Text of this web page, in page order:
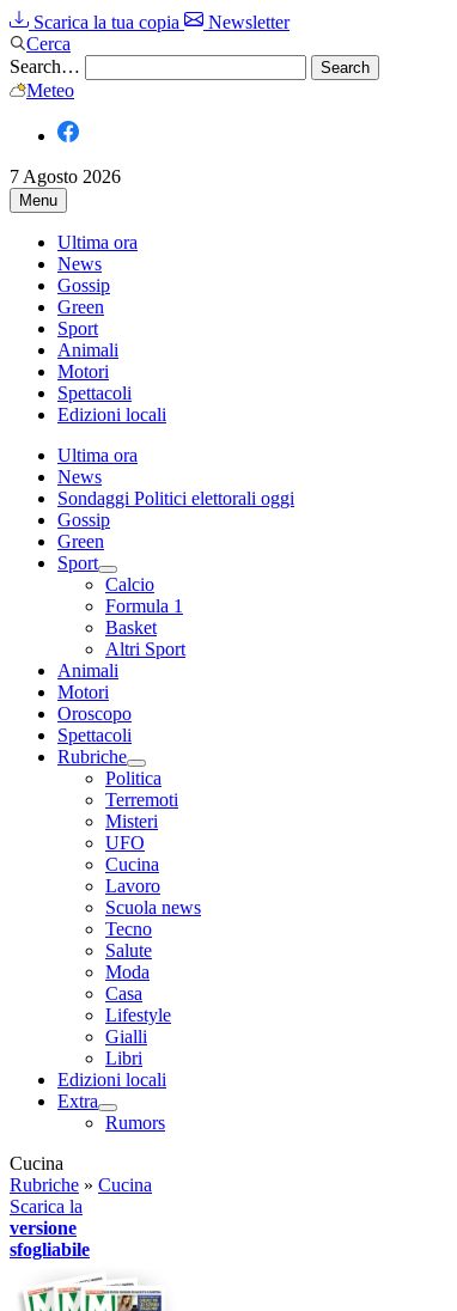
Scarica la tua copia
Newsletter
Cerca
Search…
Meteo
7 Agosto 2026
Menu
Ultima ora
News
Gossip
Green
Sport
Animali
Motori
Spettacoli
Edizioni locali
Ultima ora
News
Sondaggi Politici elettorali oggi
Gossip
Green
Sport
Calcio
Formula 1
Basket
Altri Sport
Animali
Motori
Oroscopo
Spettacoli
Rubriche
Politica
Terremoti
Misteri
UFO
Cucina
Lavoro
Scuola news
Tecno
Salute
Moda
Casa
Lifestyle
Gialli
Libri
Edizioni locali
Extra
Rumors
Cucina
Rubriche » Cucina
Scarica la
versione
sfogliabile